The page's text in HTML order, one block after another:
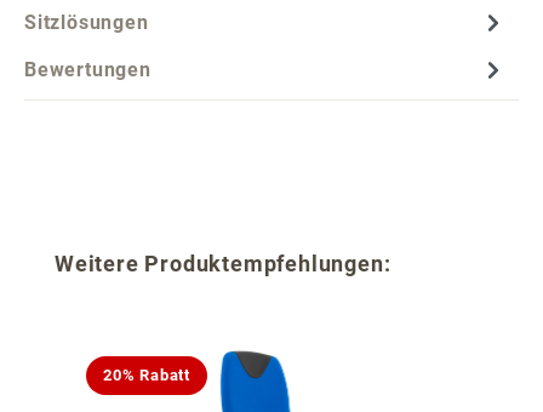
Sitzlösungen
Bewertungen
Produktgalerie überspringen
Weitere Produktempfehlungen:
20% Rabatt